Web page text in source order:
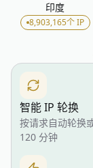
印度
8,903,165个 IP
智能 IP 轮换
按请求自动轮换
120 分钟